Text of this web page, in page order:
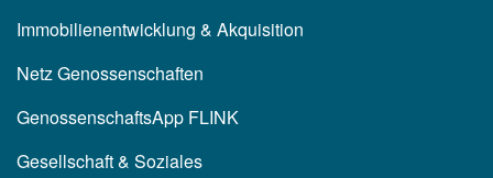
Immobilienentwicklung & Akquisition
Netz Genossenschaften
GenossenschaftsApp FLINK
Gesellschaft & Soziales